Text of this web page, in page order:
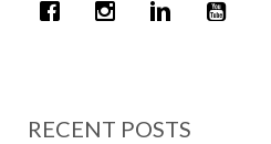
RECENT POSTS